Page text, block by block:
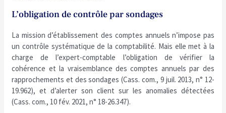
L’obligation de contrôle par sondages
La mission d’établissement des comptes annuels n’impose pas
un contrôle systématique de la comptabilité. Mais elle met à la
charge de l’expert-comptable l’obligation de vérifier la
cohérence et la vraisemblance des comptes annuels par des
rapprochements et des sondages (Cass. com., 9 juil. 2013, n° 12-
19.962), et d’alerter son client sur les anomalies détectées
(Cass. com., 10 fév. 2021, n° 18-26.347).